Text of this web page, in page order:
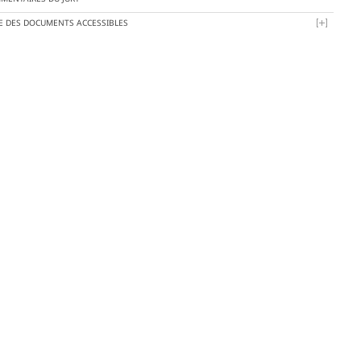
DES DOCUMENTS ACCESSIBLES